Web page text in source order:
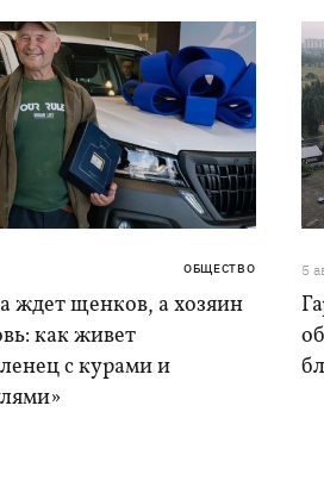
ОБЩЕСТВО
ждет щенков, а хозяин
как живет
с курами и
5